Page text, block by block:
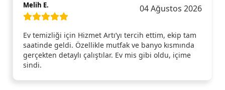
Melih E. 04 Ağustos 2026
Ev temizliği için Hizmet Artı’yı tercih ettim, ekip tam
saatinde geldi. Özellikle mutfak ve banyo kısmında
gerçekten detaylı çalıştılar. Ev mis gibi oldu, içime
sindi.